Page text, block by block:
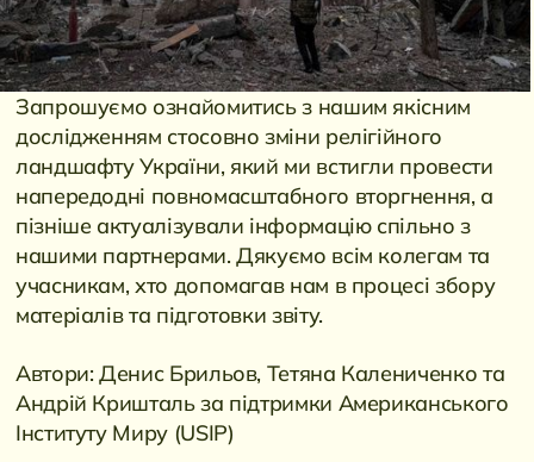
Запрошуємо ознайомитись з нашим якісним
дослідженням стосовно зміни релігійного
ландшафту України, який ми встигли провести
напередодні повномасштабного вторгнення, а
пізніше актуалізували інформацію спільно з
нашими партнерами. Дякуємо всім колегам та
учасникам, хто допомагав нам в процесі збору
матеріалів та підготовки звіту.
Автори: Денис Брильов, Тетяна Калениченко та
Андрій Кришталь за підтримки Американського
Інституту Миру (USIP)